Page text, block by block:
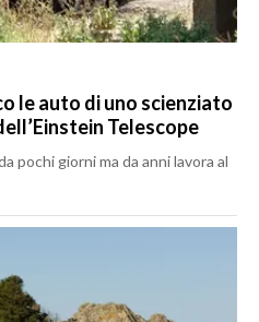
le auto di uno scienziato
Telescope
pochi giorni ma da anni lavora al